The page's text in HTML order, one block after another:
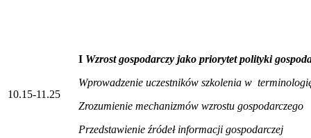
10.15-11.25
I Wzrost gospodarczy jako priorytet polityki
Wprowadzenie uczestników szkolenia w
Zrozumienie mechanizmów wzrostu gospodarczego
Przedstawienie źródeł informacji gospodarczej